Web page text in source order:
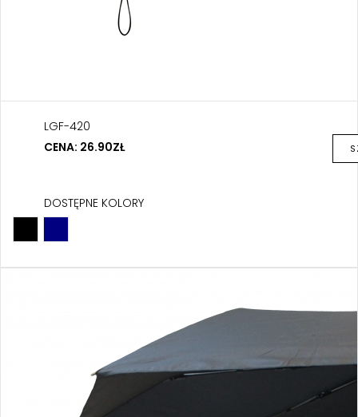
LGF-420
CENA: 26.90ZŁ
DOSTĘPNE KOLORY